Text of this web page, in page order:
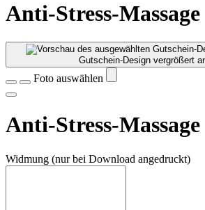
Anti-Stress-
Gutschein-Design vergrößert
Foto auswählen
Anti-Stress-
Widmung (nur bei Download angedruckt)